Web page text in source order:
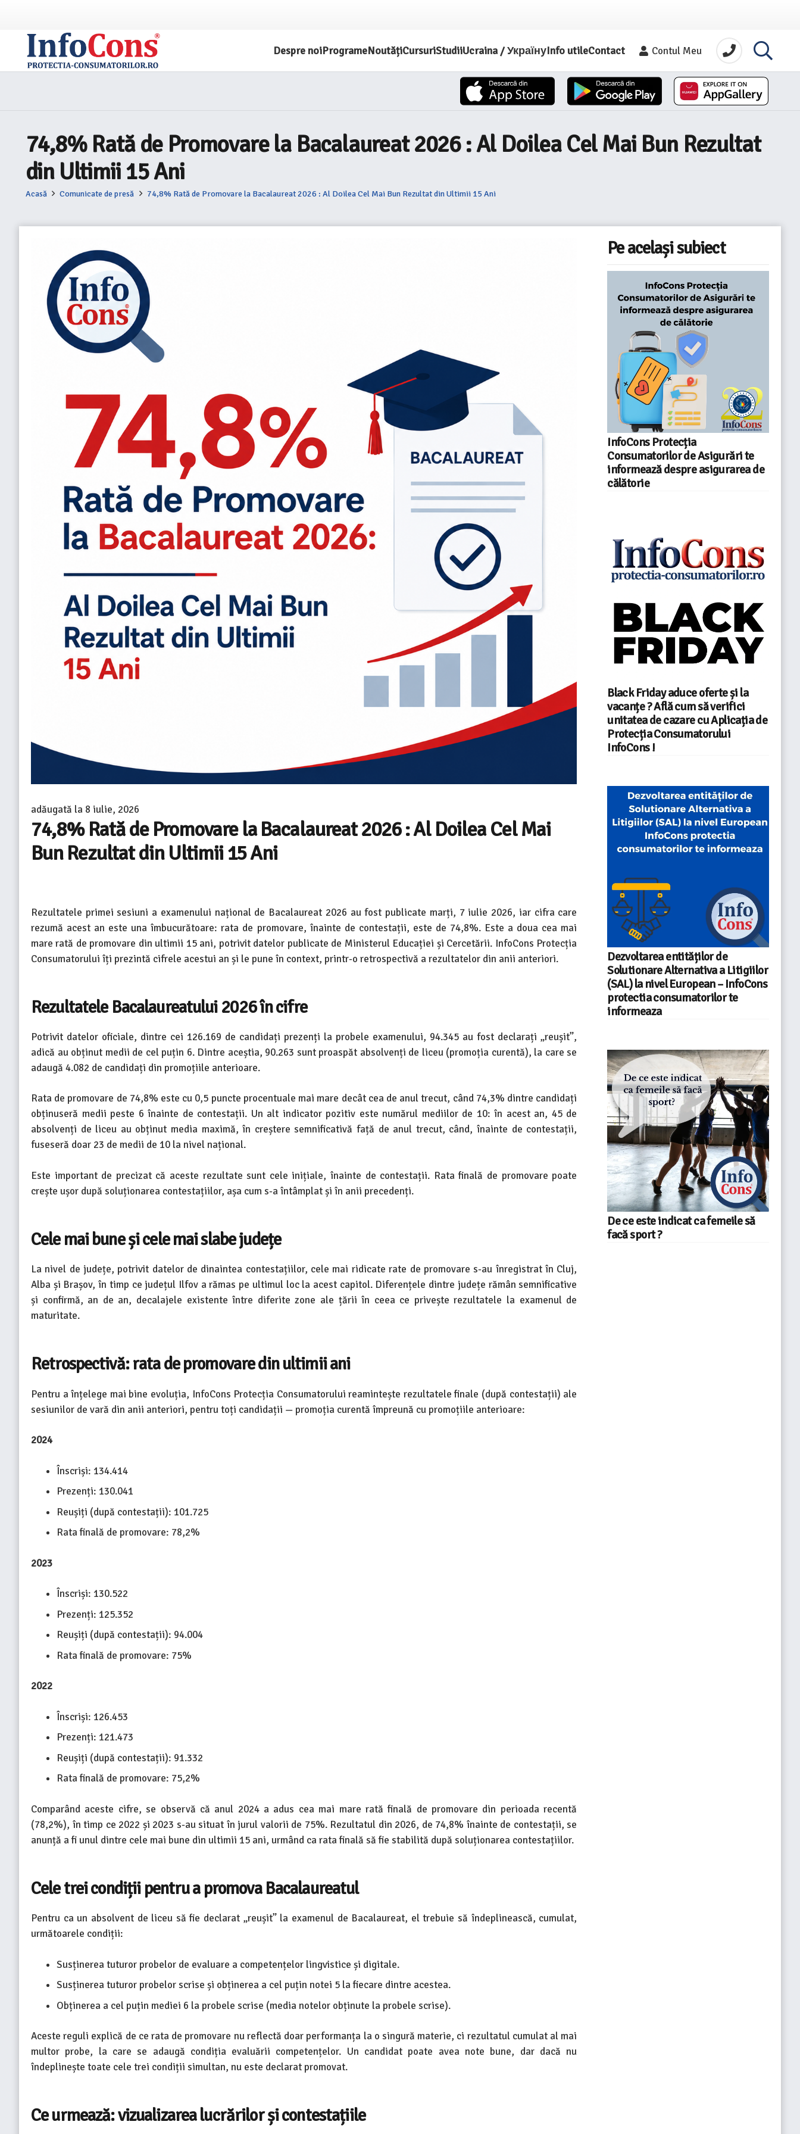
Despre noiProgrameNoutățiCursuriStudiiUcraina / УкраїнуInfo utileContact Contul Meu
74,8% Rată de Promovare la Bacalaureat 2026 : Al Doilea Cel Mai Bun Rezultat
din Ultimii 15 Ani
Acasă Comunicate de presă 74,8% Rată de Promovare la Bacalaureat 2026 : Al Doilea Cel Mai Bun Rezultat din Ultimii 15 Ani
adăugată la 8 iulie, 2026
74,8% Rată de Promovare la Bacalaureat 2026 : Al Doilea Cel Mai
Bun Rezultat din Ultimii 15 Ani
Rezultatele primei sesiuni a examenului național de Bacalaureat 2026 au fost publicate marți, 7 iulie 2026, iar cifra care
rezumă acest an este una îmbucurătoare: rata de promovare, înainte de contestații, este de 74,8%. Este a doua cea mai
mare rată de promovare din ultimii 15 ani, potrivit datelor publicate de Ministerul Educației și Cercetării. InfoCons Protecția
Consumatorului îți prezintă cifrele acestui an și le pune în context, printr-o retrospectivă a rezultatelor din anii anteriori.
Rezultatele Bacalaureatului 2026 în cifre
Potrivit datelor oficiale, dintre cei 126.169 de candidați prezenți la probele examenului, 94.345 au fost declarați „reușit”,
adică au obținut medii de cel puțin 6. Dintre aceștia, 90.263 sunt proaspăt absolvenți de liceu (promoția curentă), la care se
adaugă 4.082 de candidați din promoțiile anterioare.
Rata de promovare de 74,8% este cu 0,5 puncte procentuale mai mare decât cea de anul trecut, când 74,3% dintre candidați
obținuseră medii peste 6 înainte de contestații. Un alt indicator pozitiv este numărul mediilor de 10: în acest an, 45 de
absolvenți de liceu au obținut media maximă, în creștere semnificativă față de anul trecut, când, înainte de contestații,
fuseseră doar 23 de medii de 10 la nivel național.
Este important de precizat că aceste rezultate sunt cele inițiale, înainte de contestații. Rata finală de promovare poate
crește ușor după soluționarea contestațiilor, așa cum s-a întâmplat și în anii precedenți.
Cele mai bune și cele mai slabe județe
La nivel de județe, potrivit datelor de dinaintea contestațiilor, cele mai ridicate rate de promovare s-au înregistrat în Cluj,
Alba și Brașov, în timp ce județul Ilfov a rămas pe ultimul loc la acest capitol. Diferențele dintre județe rămân semnificative
și confirmă, an de an, decalajele existente între diferite zone ale țării în ceea ce privește rezultatele la examenul de
maturitate.
Retrospectivă: rata de promovare din ultimii ani
Pentru a înțelege mai bine evoluția, InfoCons Protecția Consumatorului reamintește rezultatele finale (după contestații) ale
sesiunilor de vară din anii anteriori, pentru toți candidații — promoția curentă împreună cu promoțiile anterioare:
2024
Înscriși: 134.414
Prezenți: 130.041
Reușiți (după contestații): 101.725
Rata finală de promovare: 78,2%
2023
Înscriși: 130.522
Prezenți: 125.352
Reușiți (după contestații): 94.004
Rata finală de promovare: 75%
2022
Înscriși: 126.453
Prezenți: 121.473
Reușiți (după contestații): 91.332
Rata finală de promovare: 75,2%
Comparând aceste cifre, se observă că anul 2024 a adus cea mai mare rată finală de promovare din perioada recentă
(78,2%), în timp ce 2022 și 2023 s-au situat în jurul valorii de 75%. Rezultatul din 2026, de 74,8% înainte de contestații, se
anunță a fi unul dintre cele mai bune din ultimii 15 ani, urmând ca rata finală să fie stabilită după soluționarea contestațiilor.
Cele trei condiții pentru a promova Bacalaureatul
Pentru ca un absolvent de liceu să fie declarat „reușit” la examenul de Bacalaureat, el trebuie să îndeplinească, cumulat,
următoarele condiții:
Susținerea tuturor probelor de evaluare a competențelor lingvistice și digitale.
Susținerea tuturor probelor scrise și obținerea a cel puțin notei 5 la fiecare dintre acestea.
Obținerea a cel puțin mediei 6 la probele scrise (media notelor obținute la probele scrise).
Aceste reguli explică de ce rata de promovare nu reflectă doar performanța la o singură materie, ci rezultatul cumulat al mai
multor probe, la care se adaugă condiția evaluării competențelor. Un candidat poate avea note bune, dar dacă nu
îndeplinește toate cele trei condiții simultan, nu este declarat promovat.
Ce urmează: vizualizarea lucrărilor și contestațiile
Pe același subiect
InfoCons Protecția
Consumatorilor de Asigurări te
informează despre asigurarea de
călătorie
Black Friday aduce oferte și la
vacanțe ? Află cum să verifici
unitatea de cazare cu Aplicația de
Protecția Consumatorului
InfoCons !
Dezvoltarea entităților de
Solutionare Alternativa a Litigiilor
(SAL) la nivel European – InfoCons
protectia consumatorilor te
informeaza
De ce este indicat ca femeile să
facă sport ?